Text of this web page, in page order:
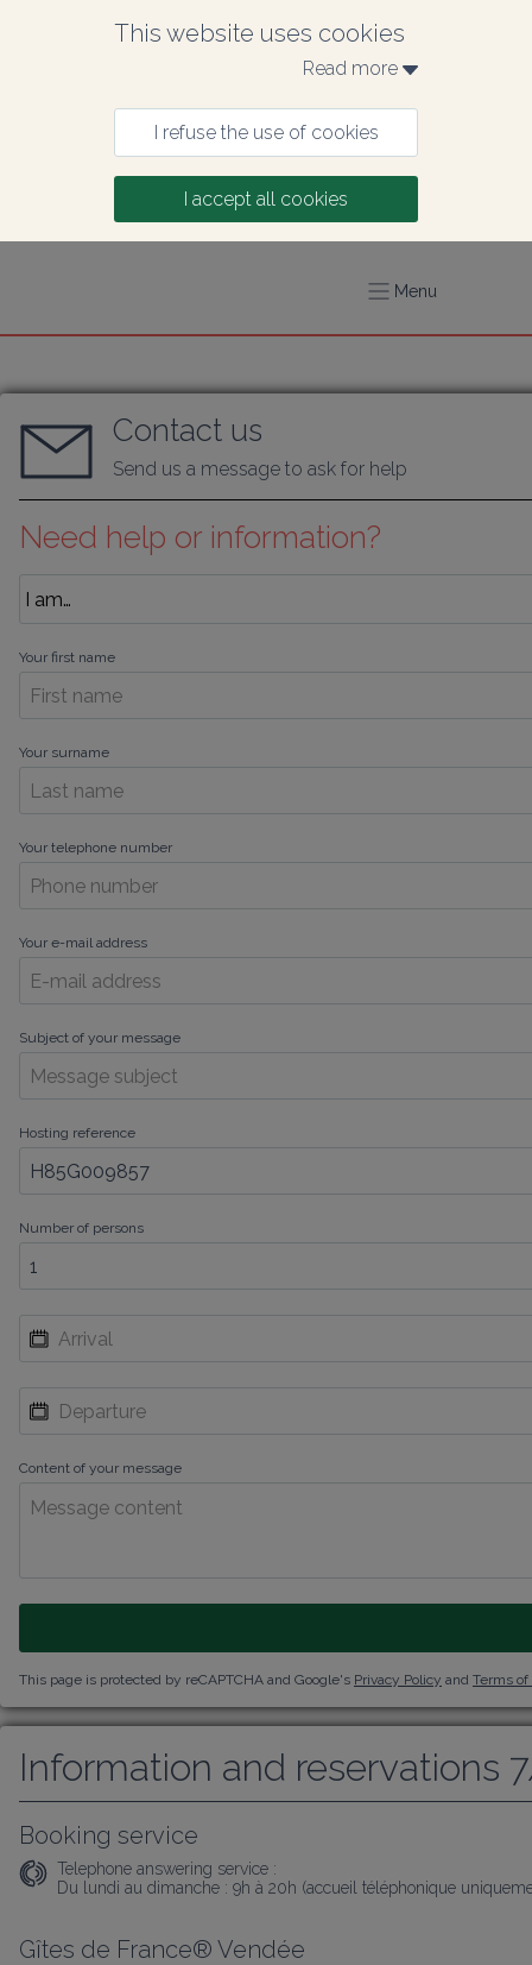
This website uses cookies
Read more
I refuse the use of cookies
I accept all cookies
Menu
Contact us
Send us a message to ask for help
Need help or information?
Your first name
Your surname
Your telephone number
Your e-mail address
Subject of your message
Hosting reference
Number of persons
Content of your message
This page is protected by reCAPTCHA and Google's Privacy Policy and Terms of
Information and reservations
Booking service
Telephone answering service :
Du lundi au dimanche : 9h à 20h (accueil téléphonique
Gîtes de France® Vendée